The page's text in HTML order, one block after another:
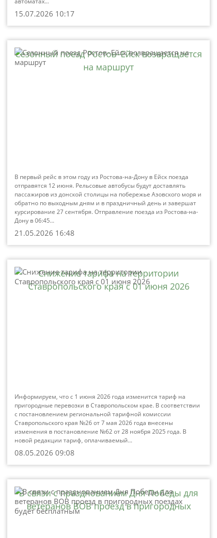
15.07.2026 10:17
Сезонный поезд Ростов–Ейск возвращается
на маршрут
В первый рейс в этом году из Ростова-на-Дону в Ейск поезда
отправятся 12 июня. Рельсовые автобусы будут доставлять
пассажиров из донской столицы на побережье Азовского моря и
обратно по выходным дням и в праздничный день и завершат
курсирование 27 сентября. Отправление поезда из Ростова-на-
Дону в 06:45...
21.05.2026 16:48
Снижение тарифа на территории
Ставропольского края с 01 июня 2026
Информируем, что с 1 июня 2026 года изменится тариф на
пригородные перевозки в Ставропольском крае. В соответствии
с постановлением региональной тарифной комиссии
Ставропольского края №26 от 7 мая 2026 года внесены
изменения в постановление №62 от 28 ноября 2025 года. В
новой редакции тариф, оплачиваемый...
08.05.2026 09:08
В связи с празднованием Дня Победы для
ветеранов ВОВ проезд в пригородных